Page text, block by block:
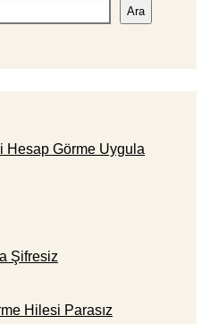
Ara
Hesap Görme Uygula
Şifresiz
Hilesi Parasız